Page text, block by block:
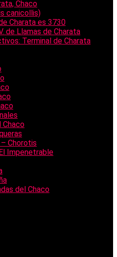
Chaco
canicollis)
Charata es 3730
de Llamas de Charata
Terminal de Charata
Chaco
Chorotis
Impenetrable
del Chaco